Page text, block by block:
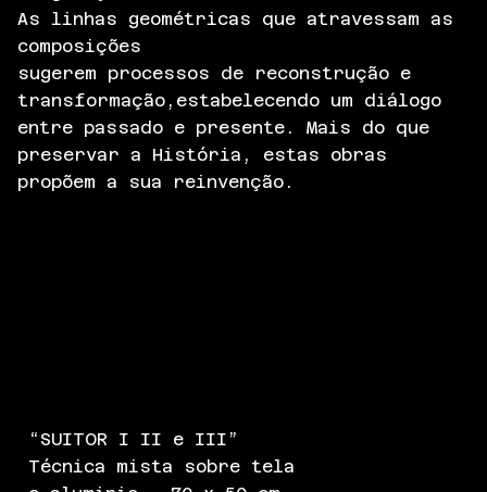
As linhas geométricas que atravessam as
composições
sugerem processos de reconstrução e
transformação,estabelecendo um diálogo
entre passado e presente. Mais do que
preservar a História, estas obras
propõem a sua reinvenção.
“SUITOR I II e III”
Técnica mista sobre tela